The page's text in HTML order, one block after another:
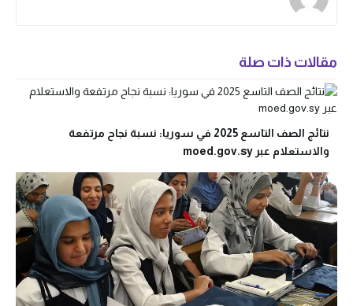
مقالات ذات صلة
نتائج الصف التاسع 2025 في سوريا: نسبة نجاح مرتفعة
والاستعلام عبر moed.gov.sy